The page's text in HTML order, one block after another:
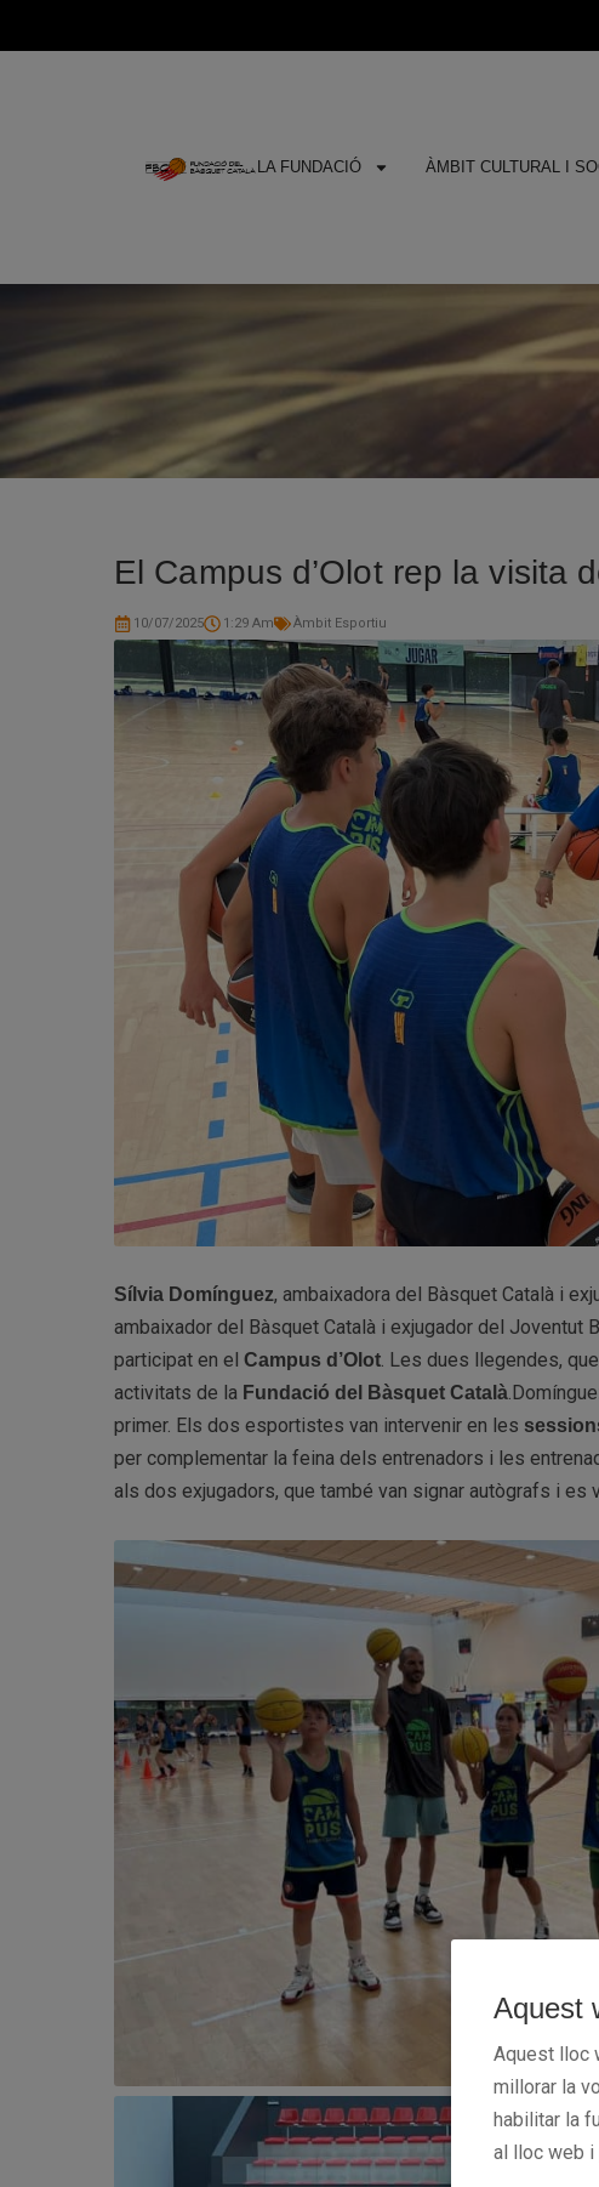
LA FUNDACIÓ ÀMBIT CULTURAL I
El Campus d’Olot rep la visita
10/07/2025 1:29 Am Àmbit Esportiu
Sílvia Domínguez, ambaixadora del Bàsquet Català i
ambaixador del Bàsquet Català i exjugador del Joventut
participat en elCampus d’Olot. Les dues llegendes,
activitats de la Fundació del Bàsquet Català.
primer. Els dos esportistes van intervenir en les
per complementar la feina dels entrenadors i les
als dos exjugadors, que també van signar autògrafs i es
Aquest
Aquest lloc
millorar la
habilitar la
al lloc web